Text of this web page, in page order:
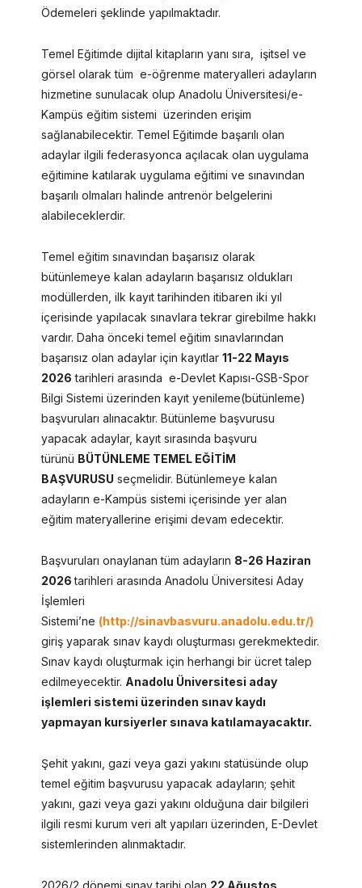
Ödemeleri şeklinde yapılmaktadır.
Temel Eğitimde dijital kitapların yanı sıra, işitsel ve
görsel olarak tüm e-öğrenme materyalleri adayların
hizmetine sunulacak olup Anadolu Üniversitesi/e-
Kampüs eğitim sistemi üzerinden erişim
sağlanabilecektir. Temel Eğitimde başarılı olan
adaylar ilgili federasyonca açılacak olan uygulama
eğitimine katılarak uygulama eğitimi ve sınavından
başarılı olmaları halinde antrenör belgelerini
alabileceklerdir.
Temel eğitim sınavından başarısız olarak
bütünlemeye kalan adayların başarısız oldukları
modüllerden, ilk kayıt tarihinden itibaren iki yıl
içerisinde yapılacak sınavlara tekrar girebilme hakkı
vardır. Daha önceki temel eğitim sınavlarından
başarısız olan adaylar için kayıtlar 11-22 Mayıs
2026 tarihleri arasında e-Devlet Kapısı-GSB-Spor
Bilgi Sistemi üzerinden kayıt yenileme(bütünleme)
başvuruları alınacaktır. Bütünleme başvurusu
yapacak adaylar, kayıt sırasında başvuru
türünü BÜTÜNLEME TEMEL EĞİTİM
BAŞVURUSU seçmelidir. Bütünlemeye kalan
adayların e-Kampüs sistemi içerisinde yer alan
eğitim materyallerine erişimi devam edecektir.
Başvuruları onaylanan tüm adayların 8-26 Haziran
2026tarihleri arasında Anadolu Üniversitesi Aday
İşlemleri
Sistemi’ne (http://sinavbasvuru.anadolu.edu.tr/)
giriş yaparak sınav kaydı oluşturması gerekmektedir.
Sınav kaydı oluşturmak için herhangi bir ücret talep
edilmeyecektir. Anadolu Üniversitesi aday
işlemleri sistemi üzerinden sınav kaydı
yapmayan kursiyerler sınava katılamayacaktır.
Şehit yakını, gazi veya gazi yakını statüsünde olup
temel eğitim başvurusu yapacak adayların; şehit
yakını, gazi veya gazi yakını olduğuna dair bilgileri
ilgili resmi kurum veri alt yapıları üzerinden, E-Devlet
sistemlerinden alınmaktadır.
2026/2 dönemi sınav tarihi olan 22 Ağustos